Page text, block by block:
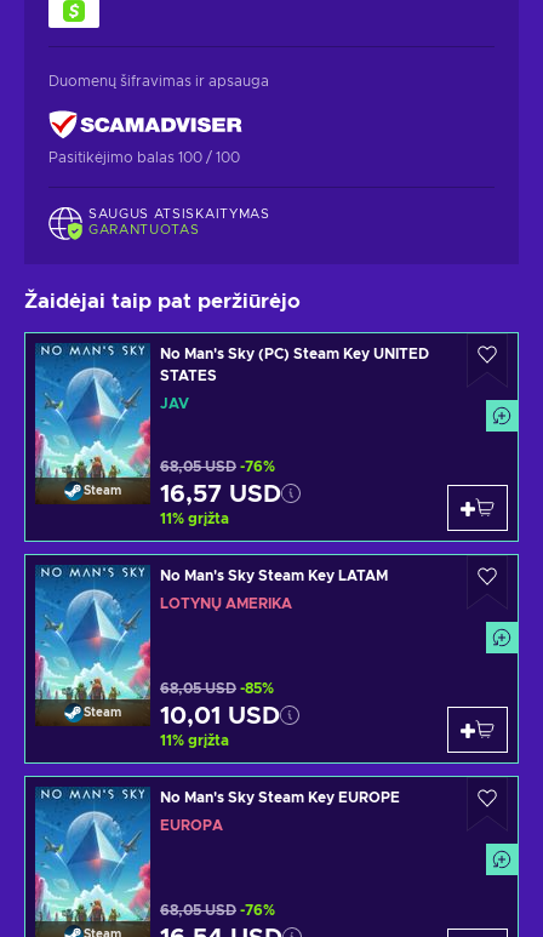
Duomenų šifravimas ir apsauga
Pasitikėjimo balas 100 / 100
SAUGUS ATSISKAITYMAS
GARANTUOTAS
Žaidėjai taip pat peržiūrėjo
Steam
No Man's Sky (PC) Steam Key UNITED
STATES
JAV
68,05 USD -76%
16,57 USD
11% grįžta
Steam
No Man's Sky Steam Key LATAM
LOTYNŲ AMERIKA
68,05 USD -85%
10,01 USD
11% grįžta
No Man's Sky Steam Key EUROPE
EUROPA
68,05 USD -76%